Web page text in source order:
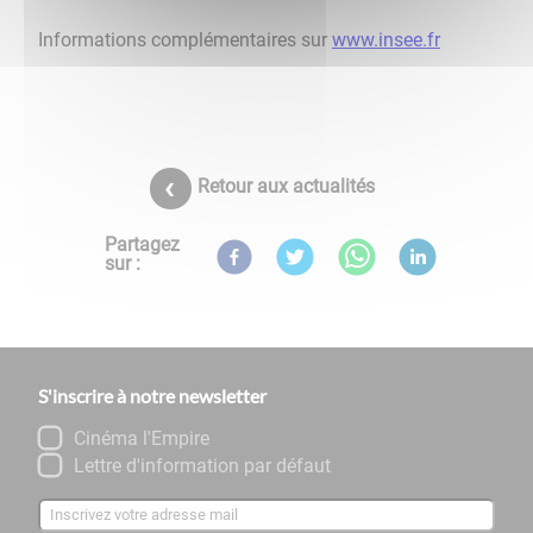
Informations complémentaires sur www.insee.fr
Retour aux actualités
Partagez
sur :
S'inscrire à notre newsletter
Cinéma l'Empire
Lettre d'information par défaut